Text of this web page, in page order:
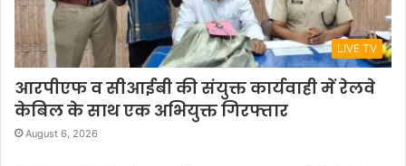
LIVE TV
आरपीएफ व सीआईबी की संयुक्त कार्यवाही में रेलवे
केबिल के साथ एक अभियुक्त गिरफ्तार
August 6, 2026